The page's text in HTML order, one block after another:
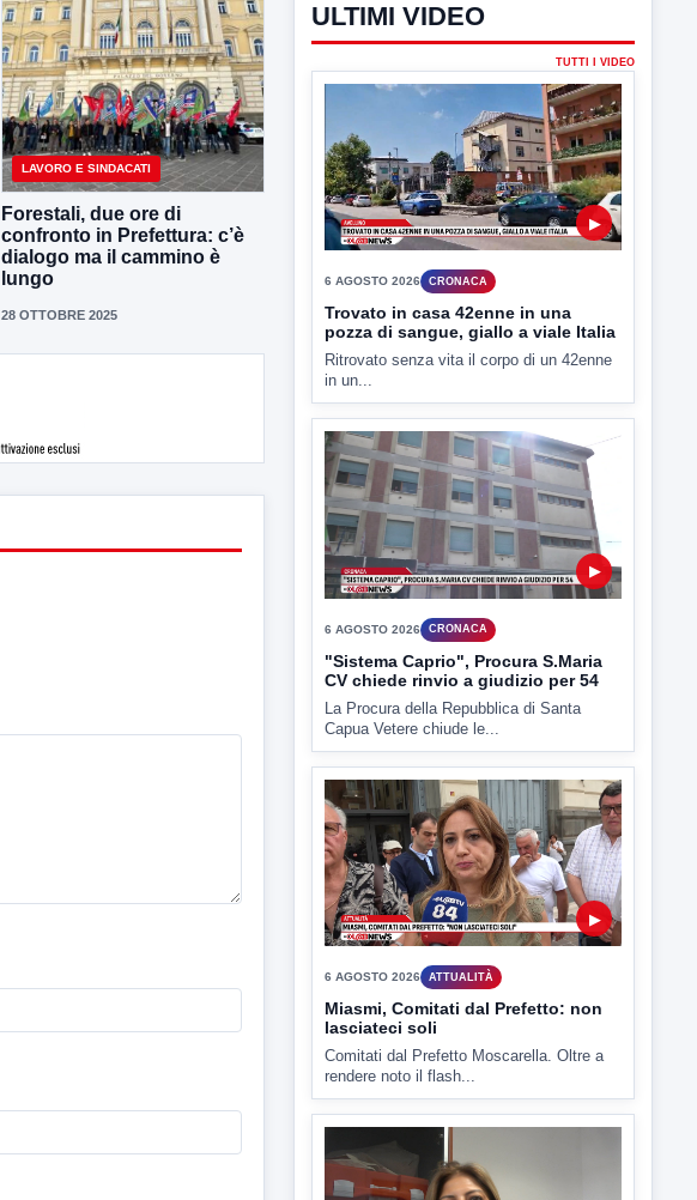
LAVORO E SINDACATI
Forestali, due ore di
confronto in Prefettura: c’è
dialogo ma il cammino è
lungo
28 OTTOBRE 2025
6 AGOSTO 2026 CRONACA
Trovato in casa 42enne in una
pozza di sangue, giallo a viale Italia
Ritrovato senza vita il corpo di un 42enne
in un...
▶
6 AGOSTO 2026
"Sistema Caprio", Procura S.Maria
CV chiede rinvio a giudizio per 54
La Procura della Repubblica di Santa
Capua Vetere chiude le...
▶
6 AGOSTO 2026 ATTUALITÀ
Miasmi, Comitati dal Prefetto: non
lasciateci soli
Comitati dal Prefetto Moscarella. Oltre a
rendere noto il flash...
6 AGOSTO 2026 ATTUALITÀ
Tirata del Carro ancora in forse,
D'Ambrosio: continuiamo a lavorare
L'assessore comunale alla Cultura di
Mirabella Eclano, Raffaella Rita